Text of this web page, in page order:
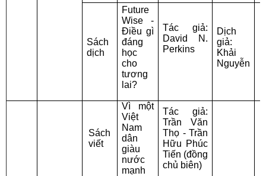
Sách
dịch
Future
Wise -
Điều gì
đáng
học
cho
tương
lai?
Tác giả:
David N.
Perkins
Dịch
giả:
Khải
Nguyễn
Sách
viết
Vì một
Việt
Nam
dân
giàu
nước
mạnh
Tác giả:
Trần Văn
Thọ - Trần
Hữu Phúc
Tiến (đồng
chủ biên)